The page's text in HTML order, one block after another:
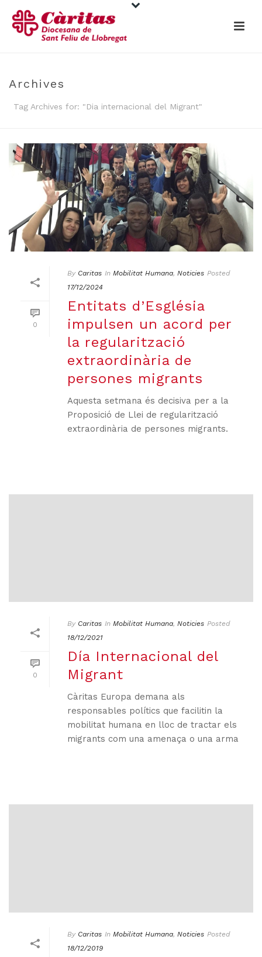
Archives
Tag Archives for: "Dia internacional del Migrant"
0
By Caritas In Mobilitat Humana, Noticies Posted
17/12/2024
Entitats d’Església
impulsen un acord per
la regularització
extraordinària de
persones migrants
Aquesta setmana és decisiva per a la
Proposició de Llei de regularització
extraordinària de persones migrants.
0
By Caritas In Mobilitat Humana, Noticies Posted
18/12/2021
Día Internacional del
Migrant
Càritas Europa demana als
responsables polítics que facilitin la
mobilitat humana en lloc de tractar els
migrants com una amenaça o una arma
By Caritas In Mobilitat Humana, Noticies Posted
18/12/2019